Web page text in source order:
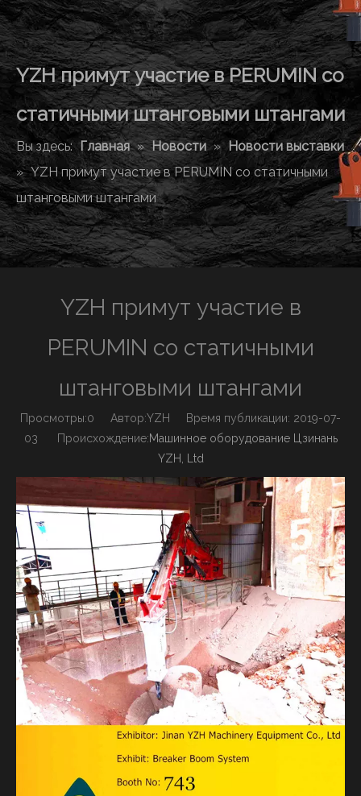
YZH примут участие в PERUMIN со
статичными штанговыми штангами
Вы здесь: Главная » Новости » Новости выставки
» YZH примут участие в PERUMIN со статичными
штанговыми штангами
YZH примут участие в
PERUMIN со статичными
штанговыми штангами
Просмотры:0 Автор:YZH Время публикации: 2019-07-
03 Происхождение:Машинное оборудование Цзинань
YZH, Ltd